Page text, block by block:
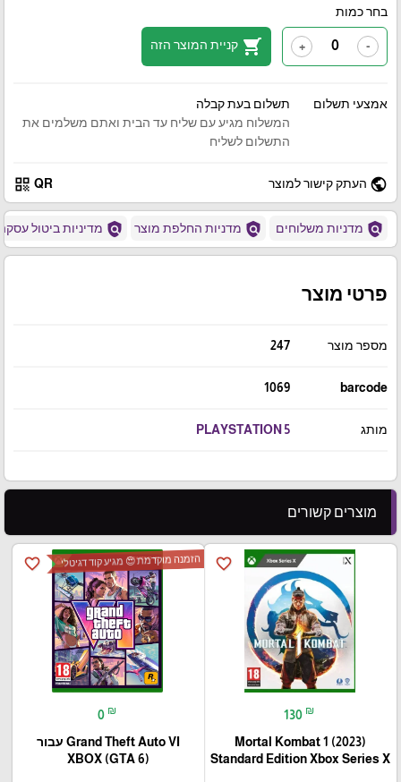
בחר כמות
-
+
shopping_cart קניית המוצר הזה
אמצעי תשלום
תשלום בעת קבלה
המשלוח מגיע עם שליח עד הבית ואתם משלמים את
התשלום לשליח
public העתק קישור למוצר QR
qr_code
policy מדניות משלוחים policy מדניות החלפת מוצר policy מדיניות ביטול
פרטי מוצר
מספר מוצר 247
barcode
1069
מותג PLAYSTATION 5
מוצרים קשורים
favorite_border
130 ₪
Mortal Kombat 1 (2023)
Standard Edition Xbox Series X
favorite_border הזמנה מוקדמת 😍 מגיע קוד דגיטלי
0 ₪
Grand Theft Auto VI עבור
(XBOX (GTA 6